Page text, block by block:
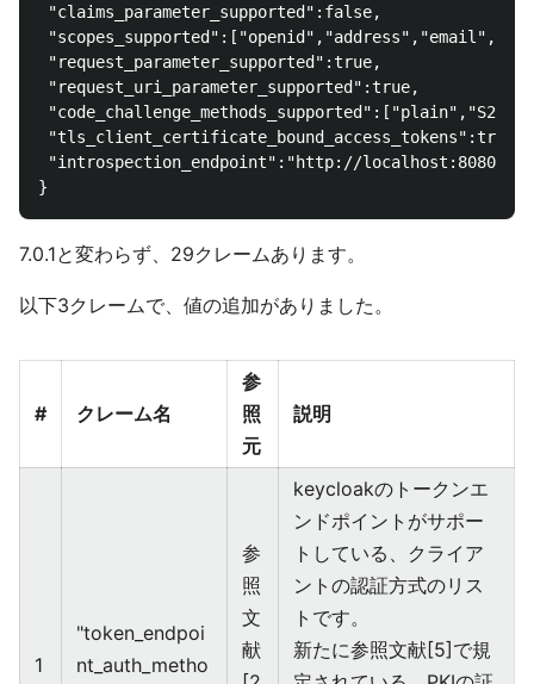
"claims_parameter_supported":false,
"request_parameter_supported":true,
"request_uri_parameter_supported":true,
"tls_client_certificate_bound_access_tokens":true,
"introspection_endpoint":"http://localhost:8080/
7.0.1と変わらず、29クレームあります。
以下3クレームで、値の追加がありました。
# クレーム名
参
照
元
説明
1
"token_endpoi
nt_auth_metho
参
照
文
献
keycloakのトークンエ
ンドポイントがサポー
トしている、クライア
ントの認証方式のリス
トです。
新たに参照文献[5]で規